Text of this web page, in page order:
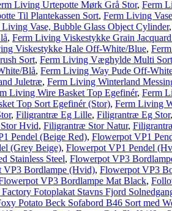
Living Urtepotte Mørk Grå Stor, Ferm
Til Plantekassen Sort, Ferm Living
Living Vase, Bubble Glass Object Cylinder,
, Ferm Living Viskestykke Grain
Viskestykke Hale Off-White/Blue,
Sort, Ferm Living Væghylde Multi
Blå, Ferm Living Way Pude Off-
Juletræ, Ferm Living Winterland
Living Wire Basket Top Egefinér, Ferm
Top Sort Egefinér (Stor), Ferm Living
, Filigrantræ Eg Lille, Filigrantræ Eg Stor,
Hvid, Filigrantræ Stor Natur,
Pendel (Beige Red), Flowerpot VP1
(Grey Beige), Flowerpot VP1 Pendel
Stainless Steel, Flowerpot VP3
VP3 Bordlampe (Hvid), Flowerpot VP3
VP3 Bordlampe Mat Black,
Fotoplakat Stavns Fjord
Potato Beck Sofabord B46 Sort med